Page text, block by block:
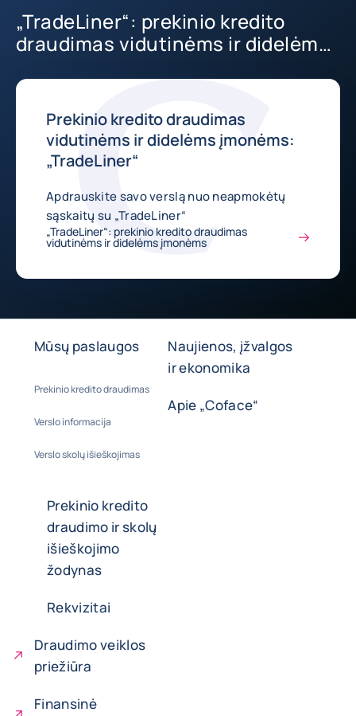
„TradeLiner“: prekinio kredito
draudimas vidutinėms ir didelėms
Prekinio kredito draudimas
vidutinėms ir didelėms įmonėms:
„TradeLiner“
Apdrauskite savo verslą nuo neapmokėtų
sąskaitų su „TradeLiner“
„TradeLiner“: prekinio kredito draudimas
vidutinėms ir didelėms įmonėms
Mūsų paslaugos
Prekinio kredito draudimas
Verslo informacija
Verslo skolų išieškojimas
Naujienos, įžvalgos
ir ekonomika
Apie „Coface“
Prekinio kredito
draudimo ir skolų
išieškojimo
žodynas
Rekvizitai
Draudimo veiklos
priežiūra
Finansinė